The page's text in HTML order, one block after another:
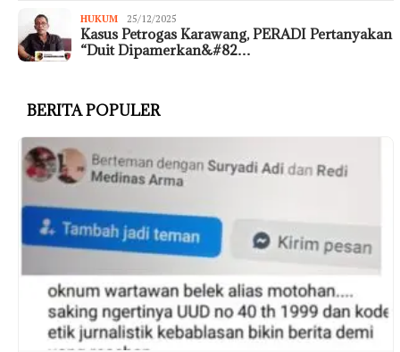
HUKUM 25/12/2025
Kasus Petrogas Karawang, PERADI Pertanyakan
“Duit Dipamerkan&#82…
BERITA POPULER